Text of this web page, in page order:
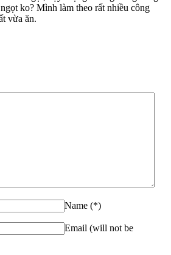
ko? Mình làm theo rất nhiều công
vừa ăn.
Name (*)
Email (will not be